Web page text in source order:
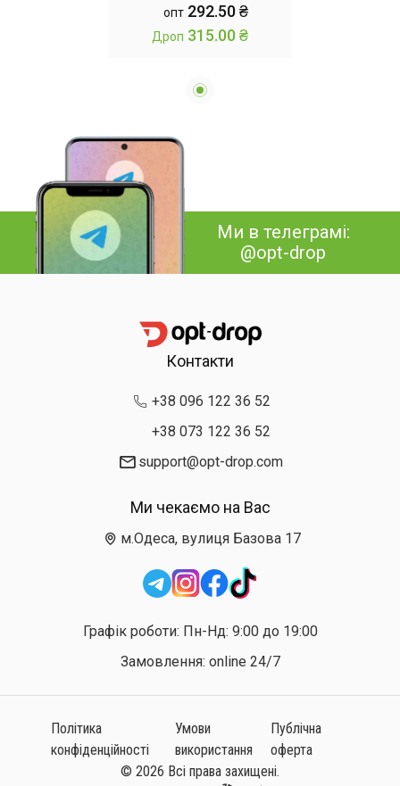
опт 292.50 ₴
Дроп 315.00 ₴
Ми в телеграмі:
@opt-drop
Контакти
+38 096 122 36 52
+38 073 122 36 52
support@opt-drop.com
Ми чекаємо на Вас
м.Одеса, вулиця Базова 17
Графік роботи: Пн-Нд: 9:00 до 19:00
Замовлення: online 24/7
Політика
конфіденційності
Умови
використання
Публічна
оферта
© 2026 Всі права захищені.